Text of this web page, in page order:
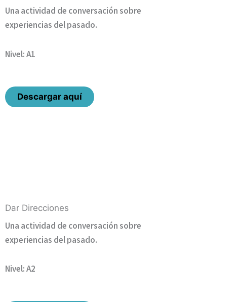
Una actividad de conversación sobre
experiencias del pasado.
Nivel: A1
Descargar aquí
Dar Direcciones
Una actividad de conversación sobre
experiencias del pasado.
Nivel: A2